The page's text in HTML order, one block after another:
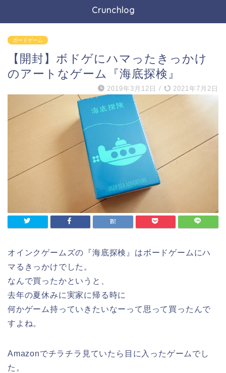
Crunchlog
ボードゲーム
【開封】ボドゲにハマったきっかけ
のアートなゲーム『海底探検』
2019年3月12日 / 2021年7月2日
オインクゲームズの『海底探検』はボードゲームにハ
マるきっかけでした。
なんで買ったかというと、
去年の夏休みに実家に帰る時に
何かゲーム持っていきたいなーって思って買ったんで
すよね。
Amazonでチラチラ見ていたら目に入ったゲームでし
た。